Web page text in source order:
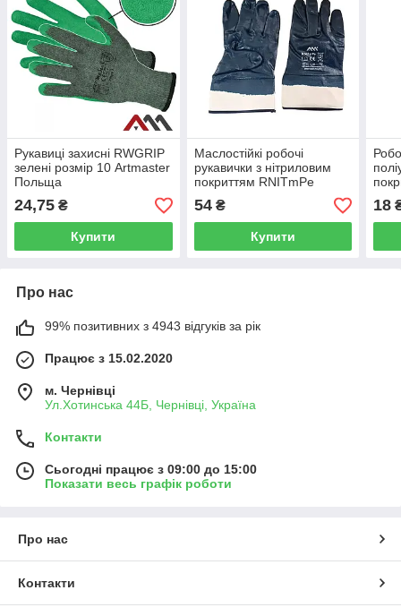
Рукавиці захисні RWGRIP
зелені розмір 10 Artmaster
Польща
24,75 ₴
Купити
Маслостійкі робочі
рукавички з нітриловим
покриттям RNITmPe
Art.Master розмір 10
Польща
54₴
Купити
18
Про нас
99% позитивних з 4943 відгуків за рік
Працює з 15.02.2020
м. Чернівці
Ул.Хотинська 44Б, Чернівці, Україна
Контакти
Сьогодні працює з 09:00 до 15:00
Показати весь графік роботи
Про нас
Контакти